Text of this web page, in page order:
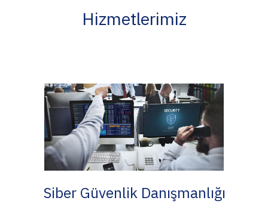
Hizmetlerimiz
Siber Güvenlik Danışmanlığı